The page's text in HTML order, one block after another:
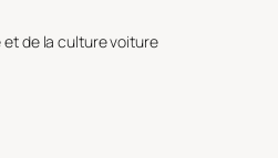
de la culture voiture